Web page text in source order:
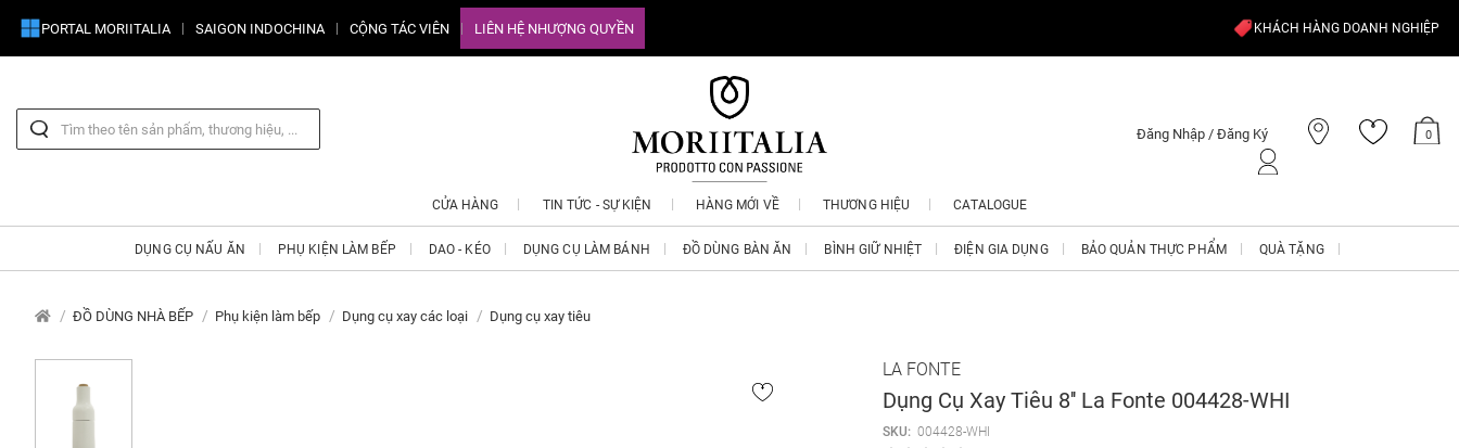
PORTAL MORIITALIA SAIGON INDOCHINA CỘNG TÁC VIÊN LIÊN HỆ NHƯỢNG QUYỀN KHÁCH HÀNG DOANH NGHIỆP
Đăng Nhập / Đăng Ký 0
CỬA HÀNG TIN TỨC - SỰ KIỆN HÀNG MỚI VỀ THƯƠNG HIỆU CATALOGUE
DỤNG CỤ NẤU ĂN PHỤ KIỆN LÀM BẾP DAO - KÉO DỤNG CỤ LÀM BÁNH ĐỒ DÙNG BÀN ĂN BÌNH GIỮ NHIỆT ĐIỆN GIA DỤNG BẢO QUẢN THỰC PHẨM QUÀ TẶNG
ĐỒ DÙNG NHÀ BẾP Phụ kiện làm bếp Dụng cụ xay các loại Dụng cụ xay tiêu
LA FONTE
Dụng Cụ Xay Tiêu 8'' La Fonte 004428-WHI
SKU: 004428-WHI